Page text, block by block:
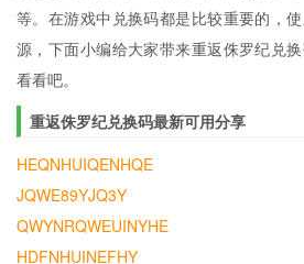
等。在游戏中兑换码都是比较重要的，
源，下面小编给大家带来重返侏罗纪兑
看看吧。
重返侏罗纪兑换码最新可用分享
HEQNHUIQENHQE
JQWE89YJQ3Y
QWYNRQWEUINYHE
HDFNHUINEFHY